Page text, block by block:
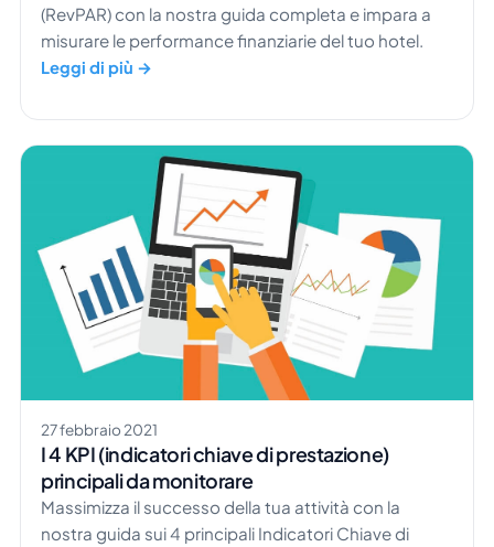
(RevPAR) con la nostra guida completa e impara a
misurare le performance finanziarie del tuo hotel.
Leggi di più →
27 febbraio 2021
I 4 KPI (indicatori chiave di prestazione)
principali da monitorare
Massimizza il successo della tua attività con la
nostra guida sui 4 principali Indicatori Chiave di